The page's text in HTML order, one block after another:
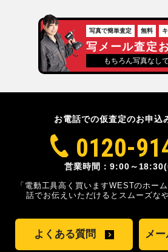
写真で簡単査定 無料
写メール査定
もちろん写真なし
お電話での仮査定のお申込
0120-
営業時間：9:00～18:30(
「電動工具高く買いますWESTのホー
話でお伝えいただけるとスムーズな
よくある質問 メ